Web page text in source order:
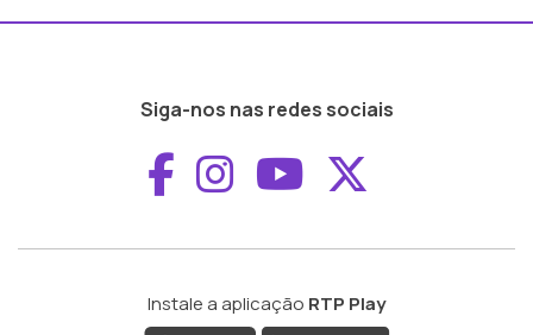
Siga-nos nas redes sociais
Aceder ao
Aceder ao
Aceder ao
Instale a aplicação RTP Play